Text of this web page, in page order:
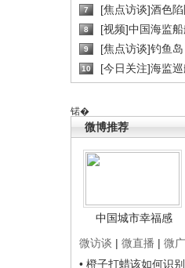
7 [焦点访谈]酒色陷
8 [视频]中国海监船
9 [焦点访谈]钓鱼岛
10 [今日关注]海监巡
锘�
微博推荐
中国城市幸福感
微访谈 | 微直播 | 微
• 橙子打蜡该如何识别